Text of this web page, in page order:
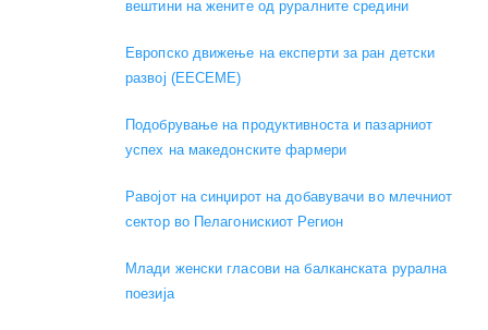
вештини на жените од руралните средини
Европско движење на експерти за ран детски
развој (EECEME)
Подобрување на продуктивноста и пазарниот
успех на македонските фармери
Равојот на синџирот на добавувачи во млечниот
сектор во Пелагонискиот Регион
Mлади женски гласови на балканската рурална
поезија